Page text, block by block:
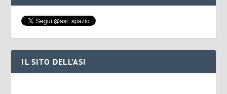
IL SITO DELL’ASI